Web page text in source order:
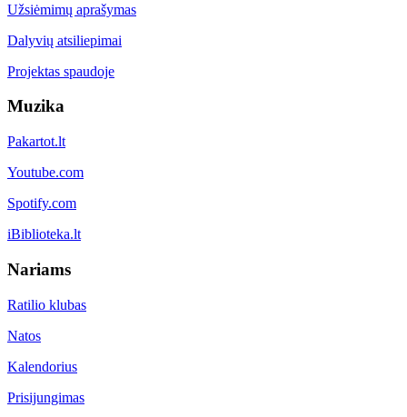
Užsiėmimų aprašymas
Dalyvių atsiliepimai
Projektas spaudoje
Muzika
Pakartot.lt
Youtube.com
Spotify.com
iBiblioteka.lt
Nariams
Ratilio klubas
Natos
Kalendorius
Prisijungimas